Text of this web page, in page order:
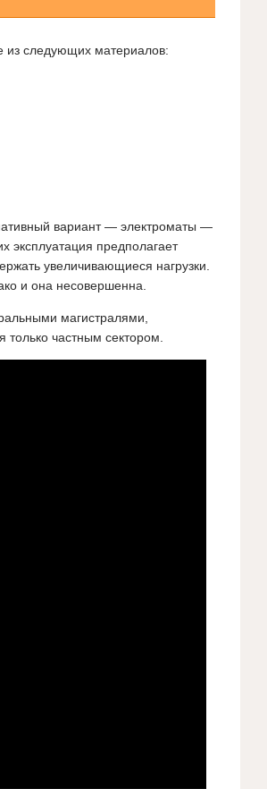
из следующих материалов:
вариант — электроматы —
эксплуатация предполагает
увеличивающиеся нагрузки.
и она несовершенна.
магистралями,
только частным сектором.